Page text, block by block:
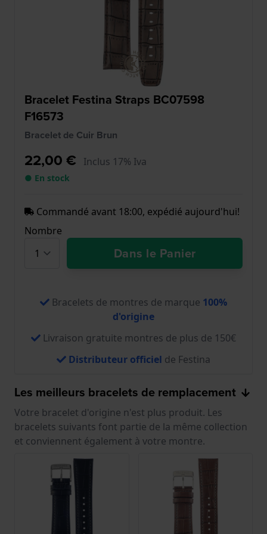
Bracelet Festina Straps BC07598
F16573
Bracelet de Cuir Brun
22,00 € Inclus 17% Iva
● En stock
Commandé avant 18:00, expédié aujourd'hui!
Nombre
Dans le Panier
Bracelets de montres de marque 100%
d'origine
Livraison gratuite montres de plus de 150€
Distributeur officiel de Festina
Les meilleurs bracelets de remplacement
Votre bracelet d'origine n'est plus produit. Les
bracelets suivants font partie de la même collection
et conviennent également à votre montre.